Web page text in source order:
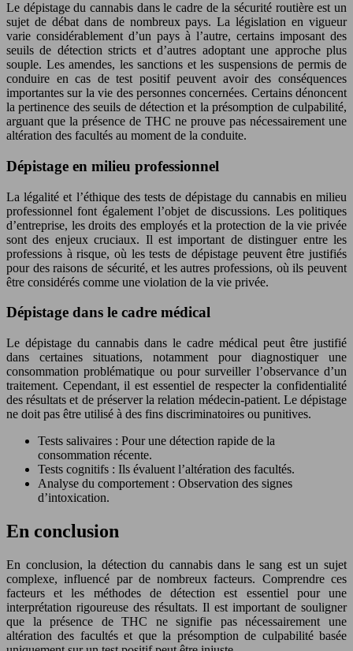
Le dépistage du cannabis dans le cadre de la sécurité routière est un
sujet de débat dans de nombreux pays. La législation en vigueur
varie considérablement d’un pays à l’autre, certains imposant des
seuils de détection stricts et d’autres adoptant une approche plus
souple. Les amendes, les sanctions et les suspensions de permis de
conduire en cas de test positif peuvent avoir des conséquences
importantes sur la vie des personnes concernées. Certains dénoncent
la pertinence des seuils de détection et la présomption de culpabilité,
arguant que la présence de THC ne prouve pas nécessairement une
altération des facultés au moment de la conduite.
Dépistage en milieu professionnel
La légalité et l’éthique des tests de dépistage du cannabis en milieu
professionnel font également l’objet de discussions. Les politiques
d’entreprise, les droits des employés et la protection de la vie privée
sont des enjeux cruciaux. Il est important de distinguer entre les
professions à risque, où les tests de dépistage peuvent être justifiés
pour des raisons de sécurité, et les autres professions, où ils peuvent
être considérés comme une violation de la vie privée.
Dépistage dans le cadre médical
Le dépistage du cannabis dans le cadre médical peut être justifié
dans certaines situations, notamment pour diagnostiquer une
consommation problématique ou pour surveiller l’observance d’un
traitement. Cependant, il est essentiel de respecter la confidentialité
des résultats et de préserver la relation médecin-patient. Le dépistage
ne doit pas être utilisé à des fins discriminatoires ou punitives.
Tests salivaires : Pour une détection rapide de la
consommation récente.
Tests cognitifs : Ils évaluent l’altération des facultés.
Analyse du comportement : Observation des signes
d’intoxication.
En conclusion
En conclusion, la détection du cannabis dans le sang est un sujet
complexe, influencé par de nombreux facteurs. Comprendre ces
facteurs et les méthodes de détection est essentiel pour une
interprétation rigoureuse des résultats. Il est important de souligner
que la présence de THC ne signifie pas nécessairement une
altération des facultés et que la présomption de culpabilité basée